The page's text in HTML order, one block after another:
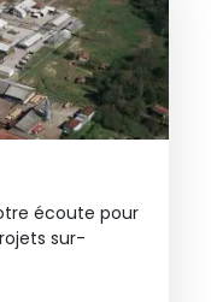
écoute pour
sur-